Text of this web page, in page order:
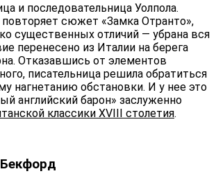
и последовательница Уолпола.
повторяет сюжет «Замка Отранто»,
существенных отличий — убрана вся
перенесено из Италии на берега
Отказавшись от элементов
писательница решила обратиться
нагнетанию обстановки. И у нее это
английский барон» заслуженно
классики XVIII столетия.